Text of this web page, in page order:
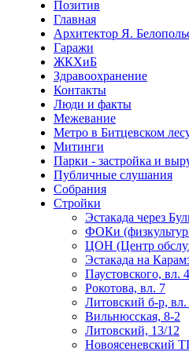
Позитив
Главная
Архитектор Я.
Гаражи
ЖКХиБ
Здравоохранение
Контакты
Люди и факты
Межевание
Метро в Битцевском
Митинги
Парки - застройка и
Публичные слушания
Собрания
Стройки
Эстакада через
ФОКи
ЦОН (Центр
Эстакада на
Паустовского, вл. 4
Рокотова, вл. 7
Литовский б-р, вл.
Вильнюсская, 8-2
Литовский, 13/12
Новоясеневский